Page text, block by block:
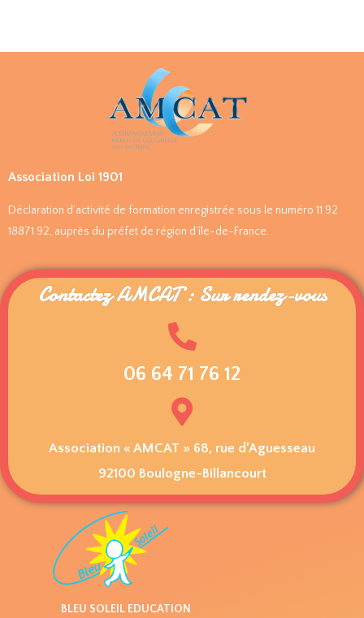
Association Loi 1901
Déclaration d’activité de formation enregistrée sous le numéro 11 92
18871 92, auprès du préfet de région d’île-de-France.
Contactez AMCAT : Sur rendez-vous
06 64 71 76 12
Association « AMCAT » 68, rue d’Aguesseau
92100 Boulogne-Billancourt
BLEU SOLEIL EDUCATION